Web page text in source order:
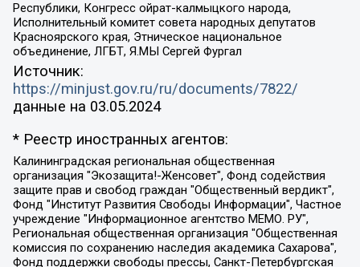
Республики, Конгресс ойрат-калмыцкого народа,
Исполнительный комитет совета народных депутатов
Красноярского края, Этническое национальное
объединение, ЛГБТ, Я.МЫ Сергей Фургал
Источник:
https://minjust.gov.ru/ru/documents/7822/
данные на 03.05.2024
* Реестр иностранных агентов:
Калининградская региональная общественная организация "Экозащита!-Женсовет", Фонд содействия защите прав и свобод граждан "Общественный вердикт", Фонд "Институт Развития Свободы Информации", Частное учреждение "Информационное агентство МЕМО. РУ", Региональная общественная организация "Общественная комиссия по сохранению наследия академика Сахарова", Фонд поддержки свободы прессы, Санкт-Петербургская общественная правозащитная организация "Гражданский контроль", Межрегиональная общественная организация "Информационно-просветительский центр "Мемориал", Региональный Фонд "Центр Защиты Прав Средств Массовой Информации", с 05.12.2023 Фонд "Центр Защиты Прав Средств массовой информации", Региональная общественная благотворительная организация помощи беженцам и мигрантам "Гражданское содействие", Негосударственное образовательное учреждение дополнительного профессионального образования (повышение квалификации) специалистов "АКАДЕМИЯ ПО ПРАВАМ ЧЕЛОВЕКА", Свердловская региональная общественная организация "Сутяжник", Автономная некоммерческая организация "Центр независимых социологических исследований", Союз общественных объединений "Российский исследовательский центр по правам человека", Региональное общественное учреждение научно-информационный центр "МЕМОРИАЛ", Некоммерческая организация "Фонд защиты гласности", Автономная некоммерческая организация "Институт прав человека", Городская общественная организация "Екатеринбургское общество "МЕМОРИАЛ", Городская общественная организация "Рязанское историко-просветительское и правозащитное общество "Мемориал" (Рязанский Мемориал), Челябинский региональный орган общественной самодеятельности – женское общественное объединение "Женщины Евразии", Челябинский региональный орган общественной самодеятельности "Уральская правозащитная группа", Фонд содействия защите здоровья и социальной справедливости имени Андрея Рылькова, Автономная Некоммерческая Организация "Аналитический Центр Юрия Левады", Автономная некоммерческая организация социальной поддержки населения "Проект Апрель", Региональная общественная организация помощи женщинам и детям, находящимся в кризисной ситуации "Информационно-методический центр "Анна", Фонд содействия развитию массовых коммуникаций и правовому просвещению "Так-так-Так", Фонд содействия устойчивому развитию "Серебряная тайга", Свердловский региональный общественный фонд социальных проектов "Новое время", "Idel.Реалии", Кавказ.Реалии, Крым.Реалии, Телеканал Настоящее Время, Татаро-башкирская служба Радио Свобода (Azatliq Radiosi), Радио Свободная Европа/Радио Свобода (PCE/PC), "Сибирь.Реалии", "Фактограф", Благотворительный фонд помощи осужденным и их семьям, Автономная некоммерческая организация "Институт глобализации и социальных движений", Фонд "В защиту прав заключенных", Частное учреждение "Центр поддержки и содействия развитию средств массовой информации", Пензенский региональный общественный благотворительный фонд "Гражданский союз", "Север.Реалии", Некоммерческая организация Фонд "Правовая инициатива", Общество с ограниченной ответственностью "Радио Свободная Европа/Радио Свобода", Чешское информационное агентство "MEDIUM-ORIENT", Красноярская региональная общественная организация "Мы против СПИДа", Камалягин Денис Николаевич, Маркелов Сергей Евгеньевич, Пономарев Лев Александрович, Савицкая Людмила Алексеевна, Автономная некоммерческая организация "Центр по работе с проблемой насилия "НАСИЛИЮ.НЕТ", Межрегиональный профессиональный союз работников здравоохранения "Альянс врачей", Юридическое лицо, зарегистрированное в Латвийской Республике, SIA "Medusa Project" (регистрационный номер 40103797863, дата регистрации 10.06.2014), Некоммерческая организация "Фонд по борьбе с коррупцией", Автономная некоммерческая организация "Институт права и публичной политики", Баданин Роман Сергеевич, Гликин Максим Александрович, Железнова Мария Михайловна, Лукьянова Юлия Сергеевна, Маетная Елизавета Витальевна, Маняхин Петр Борисович, Чуракова Ольга Владимировна, Ярош Юлия Петровна, Юридическое лицо "The Insider SIA", зарегистрированное в Риге, Латвийская Республика (дата регистрации 26.06.2015), являющееся администратором доменного имени интернет-издания "The Insider SIA", https://theins.ru, Постернак Алексей Евгеньевич, Рубин Михаил Аркадьевич, Анин Роман Александрович, Юридическое лицо Istories fonds, зарегистрированное в Латвийской Республике (регистрационный номер 50008295751, дата регистрации 24.02.2020), Великовский Дмитрий Александрович, Долинина Ирина Николаевна, Мароховская Алеся Алексеевна, Шлейнов Роман Юрьевич, Шмагун Олеся Валентиновна, Общество с ограниченной ответственностью "Альтаир 2021", Общество с ограниченной ответственностью "Вега 2021", Общество с ограниченной ответственностью "Главный редактор 2021", Общество с ограниченной ответственностью "Ромашки монолит", Важенков Артем Валерьевич, Ивановская областная общественная организация "Центр гендерных исследований", Гурман Юрий Альбертович, Медиапроект "ОВД-Инфо", Егоров Владимир Владимирович, Жилинский Владимир Александрович, Общество с ограниченной ответственностью "ЗП", Иванова София Юрьевна, Карезина Инна Павловна, Кильтау Екатерина Викторовна, Петров Алексей Викторович, Пискунов Сергей Евгеньевич, Смирнов Сергей Сергеевич, Тихонов Михаил Сергеевич, Общество с ограниченной ответственностью "ЖУРНАЛИСТ-ИНОСТРАННЫЙ АГЕНТ", Арапова Галина Юрьевна, Вольтская Татьяна Анатольевна, Американская компания "Mason G.E.S. Anonymous Foundation" (США), являющаяся владельцем интернет-издания https://mnews.world/, Компания "Stichting Bellingcat", зарегистрированная в Нидерландах (дата регистрации 11.07.2018), Захаров Андрей Вячеславович, Клепиковская Екатерина Дмитриевна, Общество с ограниченной ответственностью "МЕМО", Перл Роман Александрович, Симонов Евгений Алексеевич, Соловьева Елена Анатольевна, Сотников Даниил Владимирович, Сурначева Елизавета Дмитриевна, Автономная некоммерческая организация по защите прав человека и информированию населения "Якутия – Наше Мнение", Общество с ограниченной ответственностью "Москоу диджитал медиа", с 26.01.2023 Общество с ограниченной ответственностью "Чайка Белые сады", Ветошкина Валерия Валерьевна, Заговора Максим Александрович, Межрегиональное общественное движение "Российская ЛГБТ - сеть", Оленичев Максим Владимирович, Павлов Иван Юрьевич, Скворцова Елена Сергеевна, Общество с ограниченной ответственностью "Как бы инагент", Кочетков Игорь Викторович, Общество с ограниченной ответственностью "Честные выборы", Еланчик Олег Александрович, Общество с ограниченной ответственностью "Нобелевский призыв", Гималова Регина Эмилевна, Григорьев Андрей Валерьевич, Григорьева Алина Александровна, Ассоциация по содействию защите прав призывников, альтернативнослужащих и военнослужащих "Правозащитная группа "Гражданин.Армия.Право", Хисамова Регина Фаритовна, Автономная некоммерческая организация по реализации социально-правовых программ "Лилит", Дальневосточное общественное движение "Маяк", Санкт-Петербургская ЛГБТ-инициативная группа "Выход", Инициативная группа ЛГБТ+ "Реверс", Алексеев Андрей Викторович, Бекбулатова Таисия Львовна, Беляев Иван Михайлович, Владыкина Елена Сергеевна, Гельман Марат Александрович, Никульшина Вероника Юрьевна, Толоконникова Надежда Андреевна, Шендерович Виктор Анатольевич, Общество с ограниченной ответственностью "Данное сообщение", Общество с ограниченной ответственностью Издательский дом "Новая глава", Айнбиндер Александра Александровна, Московский комьюнити-центр для ЛГБТ+инициатив, Благотворительный фонд развития филантропии, Deutsche Welle (Германия, Kurt-Schumacher-Strasse 3, 53113 Bonn), Борзунова Мария Михайловна, Воробьев Виктор Викторович, Голубева Анна Львовна, Константинова Алла Михайловна, Малкова Ирина Владимировна, Мурадов Мурад Абдулгалимович, Осетинская Елизавета Николаевна, Понасенков Евгений Николаевич, Ганапольский Матвей Юрьевич, Киселев Евгений Алексеевич, Борухович Ирина Григорьевна, Дремин Иван Тимофеевич, Дубровский Дмитрий Викторович, Красноярская региональная общественная организация поддержки и развития альтернативных образовательных технологий и межкультурных коммуникаций "ИНТЕРРА", Маяковская Екатерина Алексеевна, Фейгин Марк Захарович, Филимонов Андрей Викторович, Дзугкоева Регина Николаевна, Доброхотов Роман Александрович, Дудь Юрий Александрович, Елкин Сергей Владимирович, Кругликов Кирилл Игоревич, Сабунаева Мария Леонидовна, Семенов Алексей Владимирович, Шаинян Карен Багратович, Шульман Екатерина Михайловна, Асафьев Артур Валерьевич, Вахштайн Виктор Семенович, Венедиктов Алексей Алексеевич, Лушникова Екатерина Евгеньевна, Волков Леонид Михайлович, Невзоров Александр Глебович, Пархоменко Сергей Борисович, Сироткин Ярослав Николаевич, Кара-Мурза Владимир Владимирович, Баранова Наталья Владимировна, Гозман Леонид Яковлевич, Кагарлицкий Борис Юльевич, Климарев Михаил Валерьевич, Милов Владимир Станиславович, Автономная некоммерческая организация Краснодарский центр современного искусства "Типография", Моргенштерн Алишер Тагирович, Соболь Любовь Эдуардовна, Общество с ограниченной ответственностью "ЛИЗА НОРМ", Каспаров Гарри Кимович, Ходорковский Михаил Борисович, Общество с ограниченной ответственностью "Апрельские тезисы", Данилович Ирина Брониславовна, Кашин Олег Владимирович, Петров Николай Владимирович, Пивоваров Алексей Владимирович, Соколов Михаил Владимирович, Цветкова Юлия Владимировна, Чичваркин Евгений Александрович, Комитет против пыток/Команда против пыток, Общество с ограниченной ответственностью "Первый научный", Общество с ограниченной ответственностью "Вертолет и ко", Белоцерковская Вероника Борисовна, Кац Максим Евгеньевич, Лазарева Татьяна Юрьевна, Шаведдинов Руслан Табризович, Яшин Илья Валерьевич, Общество с ограниченной ответственностью "Иноагент ААВ", Алешковский Дмитрий Петрович, Альбац Евгения Марковна, Быков Дмитрий Львович, Галямина Юлия Евгеньевна, Лойко Сергей Леонидович, Мартынов Кирилл Константинович, Медведев Сергей Александрович, Крашенинников Федор Геннадиевич, Гордеева Катерина Вл